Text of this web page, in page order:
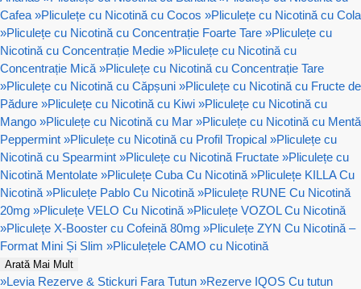
Cafea »Pliculețe cu Nicotină cu Cocos »Pliculețe cu Nicotină cu Cola
»Pliculețe cu Nicotină cu Concentrație Foarte Tare »Pliculețe cu
Nicotină cu Concentrație Medie »Pliculețe cu Nicotină cu
Concentrație Mică »Pliculețe cu Nicotină cu Concentrație Tare
»Pliculețe cu Nicotină cu Căpșuni »Pliculețe cu Nicotină cu Fructe de
Pădure »Pliculețe cu Nicotină cu Kiwi »Pliculețe cu Nicotină cu
Mango »Pliculețe cu Nicotină cu Mar »Pliculețe cu Nicotină cu Mentă
Peppermint »Pliculețe cu Nicotină cu Profil Tropical »Pliculețe cu
Nicotină cu Spearmint »Pliculețe cu Nicotină Fructate »Pliculețe cu
Nicotină Mentolate »Pliculețe Cuba Cu Nicotină »Pliculețe KILLA Cu
Nicotină »Pliculețe Pablo Cu Nicotină »Pliculețe RUNE Cu Nicotină
20mg »Pliculețe VELO Cu Nicotină »Pliculețe VOZOL Cu Nicotină
»Pliculețe X-Booster cu Cofeină 80mg »Pliculețe ZYN Cu Nicotină –
Format Mini Și Slim »Pliculețele CAMO cu Nicotină
Arată Mai Mult
»Levia Rezerve & Stickuri Fara Tutun »Rezerve IQOS Cu tutun